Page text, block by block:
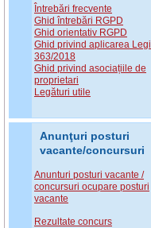
Întrebări frecvente
Ghid întrebări RGPD
Ghid orientativ RGPD
Ghid privind aplicarea
363/2018
Ghid privind asociațiile de
proprietari
Legături utile
Anunţuri posturi
vacante/concursuri
Anunturi posturi vacante /
concursuri ocupare posturi
vacante
Rezultate concurs